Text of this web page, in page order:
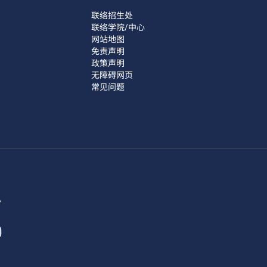
联络招生处
联络学院/中心
网站地图
免责声明
政策声明
无障碍网页
常见问题